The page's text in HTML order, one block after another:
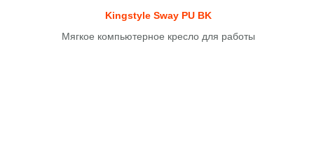
Kingstyle Sway PU BK
Мягкое компьютерное кресло для работы